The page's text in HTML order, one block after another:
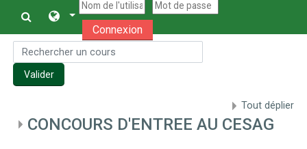
Passer au contenu principal
Connexion
Rechercher un cours
Valider
Tout déplier
CONCOURS D'ENTREE AU CESAG